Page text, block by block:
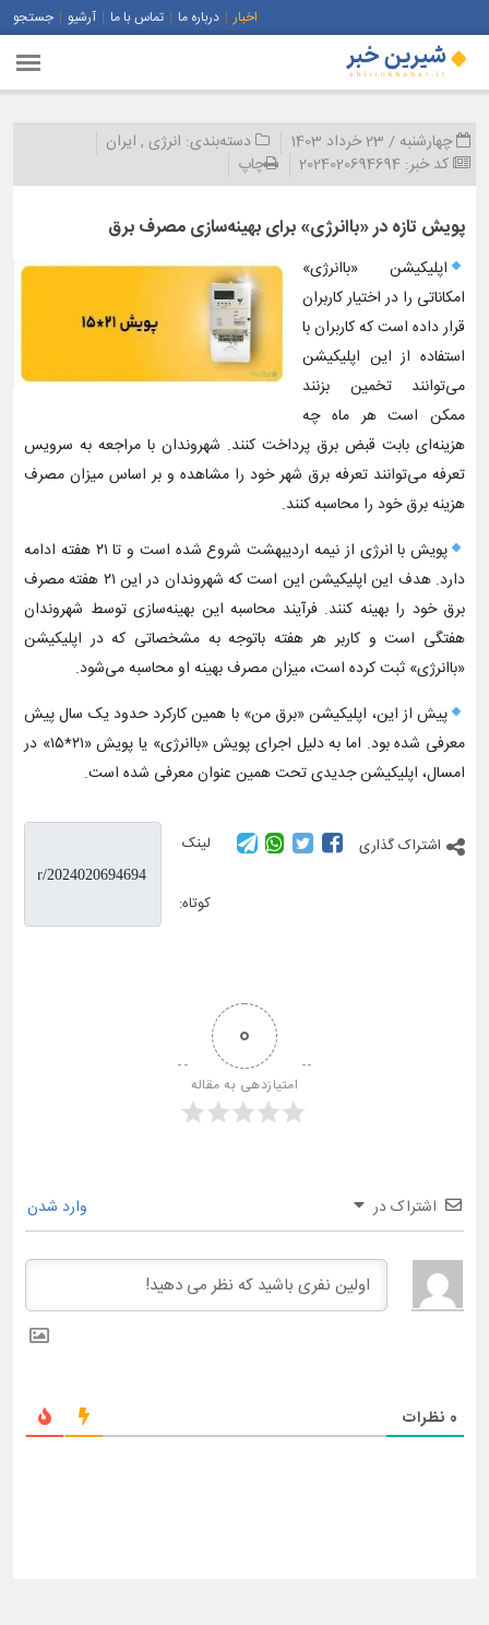
اخبار درباره ما تماس با ما آرشیو جستجو
چهارشنبه / 23 خرداد 1403 دسته‌بندی: انرژی , ایران
کد خبر: 2024020694694 چاپ
پویش تازه در «باانرژی» برای بهینه‌سازی مصرف برق
اپلیکیشن «باانرژی»
امکاناتی را در اختیار کاربران
قرار داده است که کاربران با
استفاده از این اپلیکیشن
می‌توانند تخمین بزنند
ممکن است هر ماه چه
هزینه‌ای بابت قبض برق پرداخت کنند. شهروندان با مراجعه به سرویس
تعرفه می‌توانند تعرفه برق شهر خود را مشاهده و بر اساس میزان مصرف
هزینه برق خود را محاسبه کنند.
پویش با انرژی از نیمه اردیبهشت شروع شده است و تا ۲۱ هفته ادامه
دارد. هدف این اپلیکیشن این است که شهروندان در این ۲۱ هفته مصرف
برق خود را بهینه کنند. فرآیند محاسبه این بهینه‌سازی توسط شهروندان
هفتگی است و کاربر هر هفته باتوجه به مشخصاتی که در اپلیکیشن
«باانرژی» ثبت کرده است، میزان مصرف بهینه او محاسبه می‌شود.
پیش از این، اپلیکیشن «برق من» با همین کارکرد حدود یک سال پیش
معرفی شده بود. اما به دلیل اجرای پویش «باانرژی» یا پویش «۲۱*۱۵» در
امسال، اپلیکیشن جدیدی تحت همین عنوان معرفی شده است.
اشتراک گذاری لینک
کوتاه:
0
امتیازدهی به مقاله
اشتراک در وارد شدن
0 نظرات